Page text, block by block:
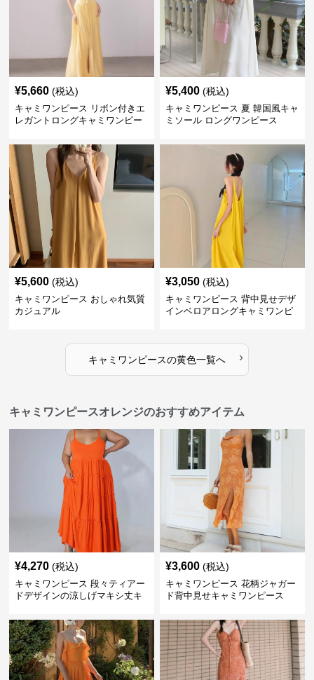
¥5,660 (税込)
キャミワンピース リボン付きエ
レガントロングキャミワンピー
¥5,400 (税込)
キャミワンピース 夏 韓国風キャ
ミソール ロングワンピース
¥5,600 (税込)
キャミワンピース おしゃれ気質
カジュアル
¥3,050 (税込)
キャミワンピース 背中見せデザ
インベロアロングキャミワンピ
キャミワンピースの黄色一覧へ ›
キャミワンピースオレンジのおすすめアイテム
¥4,270 (税込)
キャミワンピース 段々ティアー
ドデザインの涼しげマキシ丈キ
¥3,600 (税込)
キャミワンピース 花柄ジャガー
ド背中見せキャミワンピース